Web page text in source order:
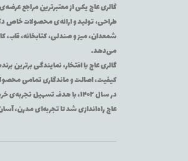
گالری عاج یکی از معتبرترین مراجع
طراحی، تولید و ارائه‌ی محصولات خاص
شمعدان، میز و صندلی، کتابخانه، قاب،
می‌دهد.
گالری عاج با افتخار، نمایندگی برترین
کیفیت، اصالت و ماندگاری تمامی
در سال ۱۴۰۲، با هدف تسهیل
عاج راه‌اندازی شد تا تجربه‌ای مدرن،